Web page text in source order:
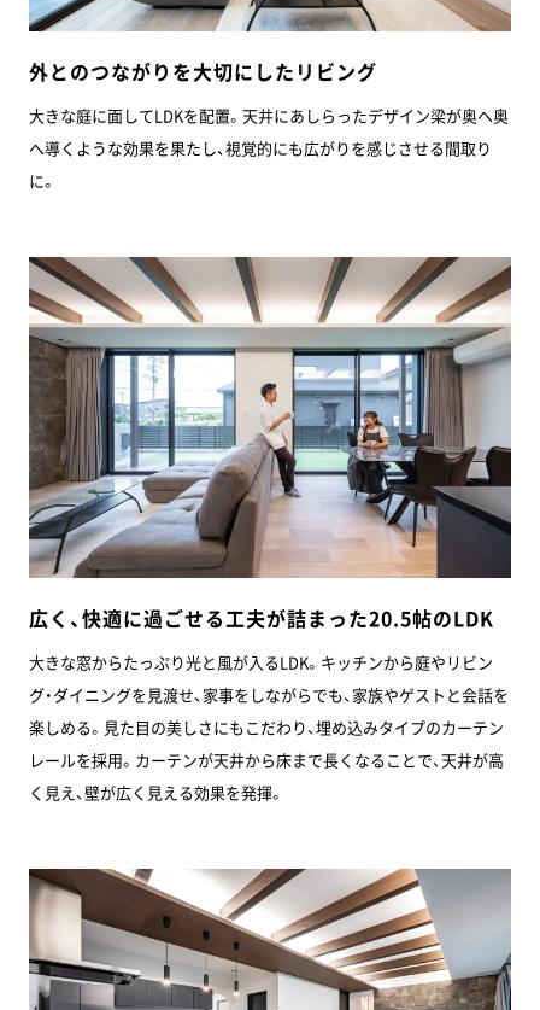
外とのつながりを大切にしたリビング
大きな庭に面してLDKを配置。天井にあしらったデザイン梁が奥へ奥
へ導くような効果を果たし、視覚的にも広がりを感じさせる間取り
に。
広く、快適に過ごせる工夫が詰まった20.5帖のLDK
大きな窓からたっぷり光と風が入るLDK。キッチンから庭やリビン
グ・ダイニングを見渡せ、家事をしながらでも、家族やゲストと会話を
楽しめる。見た目の美しさにもこだわり、埋め込みタイプのカーテン
レールを採用。カーテンが天井から床まで長くなることで、天井が高
く見え、壁が広く見える効果を発揮。